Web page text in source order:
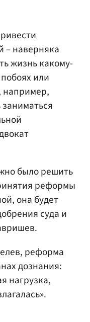
– наверняка
жизнь какому-
или
например,
было решить
реформы
она будет
суда и
реформа
дознания:
нагрузка,